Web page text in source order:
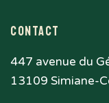
Contact
447 avenue du
13109 Simiane-